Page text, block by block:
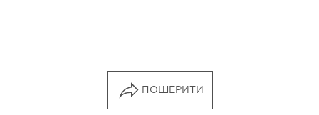
ПОШЕРИТИ